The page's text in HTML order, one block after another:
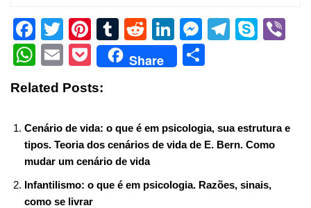
F
a
c
e
b
o
o
k
T
wi
tt
er
Pi
nt
er
e
st
T
u
m
R
e
d
Li
n
k
dI
n
M
e
ss
n
g
T
m
S
W
at
s
A
p
p
E
m
ail
P
ck
et
Share
e
Related Posts:
Cenário de vida: o que é em psicologia, sua estrutura e
tipos. Teoria dos cenários de vida de E. Bern. Como
mudar um cenário de vida
Infantilismo: o que é em psicologia. Razões, sinais,
como se livrar